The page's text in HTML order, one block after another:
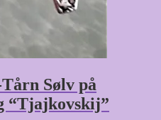
Sølv på
“Tjajkovskij”